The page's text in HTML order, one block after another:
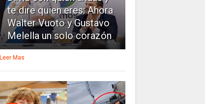
te dire quien eres: Ahora
Walter Vuoto y Gustavo
Melella un solo corazón
Leer Mas